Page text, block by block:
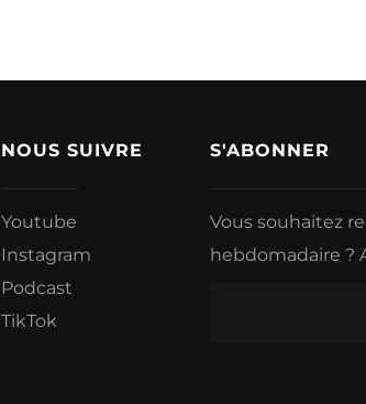
NOUS SUIVRE
Youtube
Instagram
Podcast
TikTok
S'ABONNER
Vous souhaitez
hebdomadaire ?